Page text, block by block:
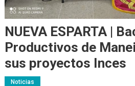
NUEVA ESPARTA |
Productivos de
sus proyectos Inces
Noticias